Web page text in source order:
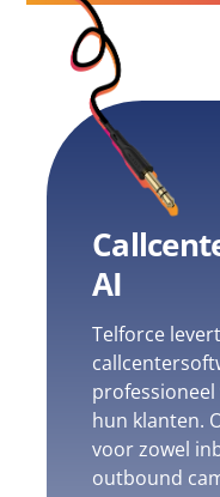
AI
Telforce
hun klanten.
voor zowel
outbound